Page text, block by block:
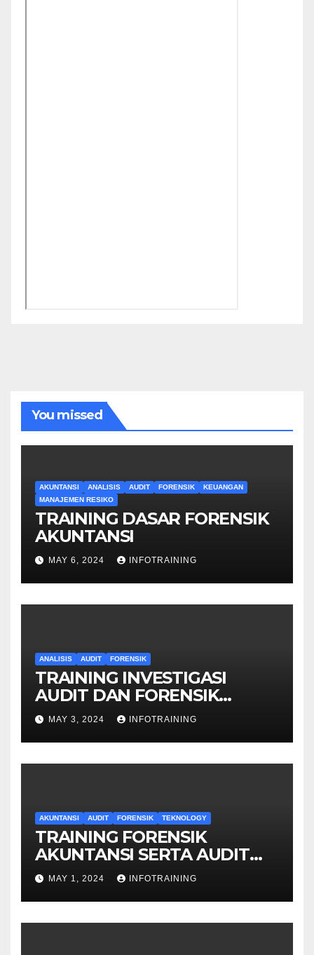
You missed
AKUNTANSI ANALISIS AUDIT FORENSIK
KEUANGAN
MANAJEMEN RESIKO
TRAINING DASAR FORENSIK
AKUNTANSI
MAY 6, 2024 INFOTRAINING
ANALISIS AUDIT FORENSIK
TRAINING INVESTIGASI
AUDIT DAN FORENSIK
KEUANGAN
MAY 3, 2024 INFOTRAINING
AKUNTANSI AUDIT FORENSIK TEKNOLOGY
TRAINING FORENSIK
AKUNTANSI SERTA AUDIT
PENYELIDIKAN
MAY 1, 2024 INFOTRAINING